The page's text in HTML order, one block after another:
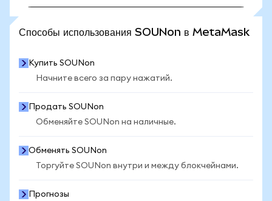
Способы использования SOUNon в MetaMask
Купить SOUNon
Начните всего за пару нажатий.
Продать SOUNon
Обменяйте SOUNon на наличные.
Обменять SOUNon
Торгуйте SOUNon внутри и между блокчейнами.
Прогнозы